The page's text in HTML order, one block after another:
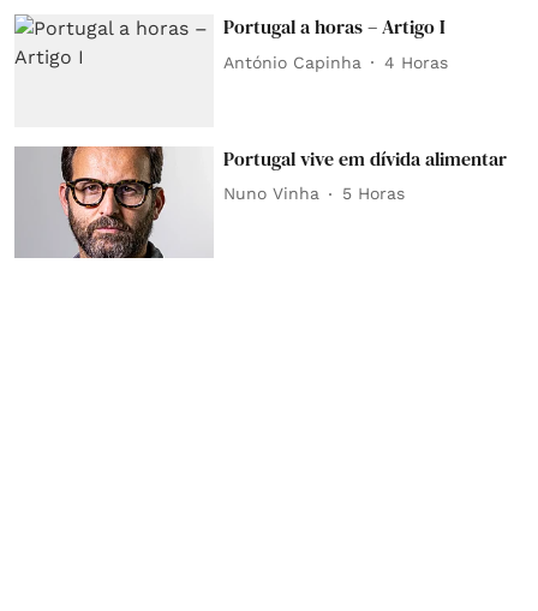
Portugal a horas – Artigo I
António Capinha 4 Horas
Portugal vive em dívida alimentar
Nuno Vinha 5 Horas